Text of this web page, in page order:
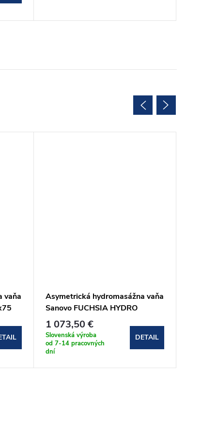
vaňa
Asymetrická hydromasážna vaňa
Sanovo FUCHSIA HYDRO
180x80 (FUCH_180x80HP)
1 073,50 €
Slovenská výroba
od 7-14 pracovných
dní
DETAIL